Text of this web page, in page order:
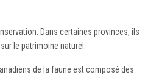
Dans certaines provinces, ils
le patrimoine naturel.
de la faune est composé des